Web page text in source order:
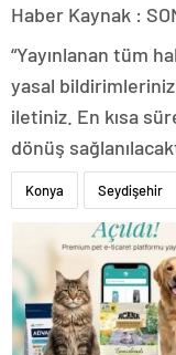
Haber Kaynak :
“Yayınlanan tüm
yasal
iletiniz. En kısa
dönüş
Konya Seydişehir